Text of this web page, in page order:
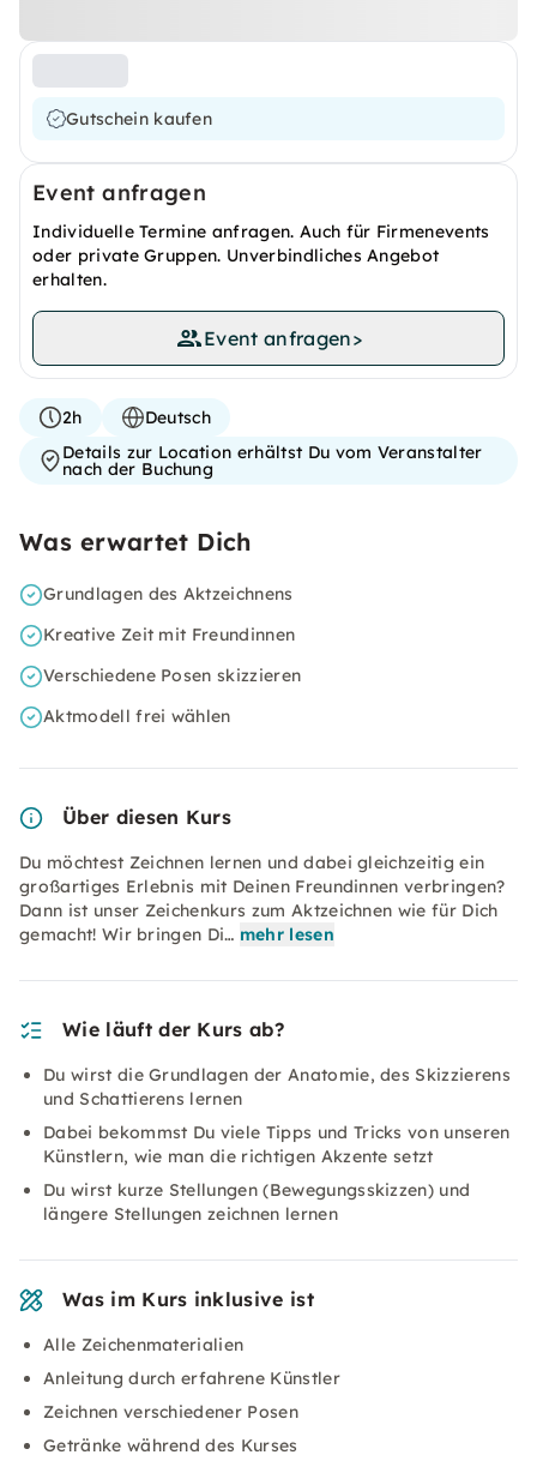
Gutschein kaufen
Event anfragen
Individuelle Termine anfragen. Auch für Firmenevents
oder private Gruppen. Unverbindliches Angebot
erhalten.
Event anfragen>
2h
Deutsch
Details zur Location erhältst Du vom Veranstalter
nach der Buchung
Was erwartet Dich
Grundlagen des Aktzeichnens
Kreative Zeit mit Freundinnen
Verschiedene Posen skizzieren
Aktmodell frei wählen
Über diesen Kurs
Du möchtest Zeichnen lernen und dabei gleichzeitig ein
großartiges Erlebnis mit Deinen Freundinnen verbringen?
Dann ist unser Zeichenkurs zum Aktzeichnen wie für Dich
gemacht! Wir bringen Di… mehr lesen
Wie läuft der Kurs ab?
Du wirst die Grundlagen der Anatomie, des Skizzierens
und Schattierens lernen
Dabei bekommst Du viele Tipps und Tricks von unseren
Künstlern, wie man die richtigen Akzente setzt
Du wirst kurze Stellungen (Bewegungsskizzen) und
längere Stellungen zeichnen lernen
Was im Kurs inklusive ist
Alle Zeichenmaterialien
Anleitung durch erfahrene Künstler
Zeichnen verschiedener Posen
Getränke während des Kurses